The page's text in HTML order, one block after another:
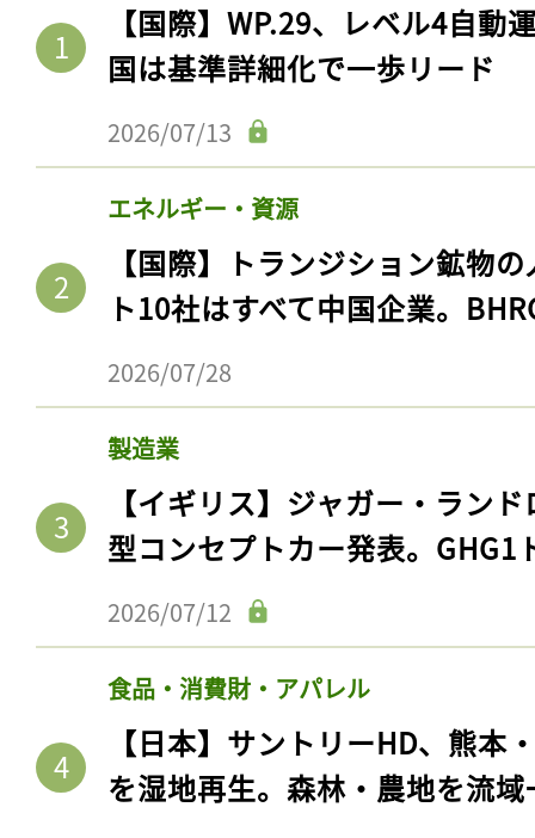
【国際】WP.29、レベル4自動
国は基準詳細化で一歩リード
2026/07/13
エネルギー・資源
【国際】トランジション鉱物
ト10社はすべて中国企業。
2026/07/28
製造業
【イギリス】ジャガー・ラン
型コンセプトカー発表。GHG1
2026/07/12
食品・消費財・アパレル
【日本】サントリーHD、熊本
を湿地再生。森林・農地を流